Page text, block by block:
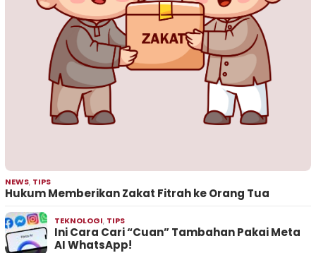
NEWS, TIPS
Hukum Memberikan Zakat Fitrah ke Orang Tua
TEKNOLOGI, TIPS
Ini Cara Cari “Cuan” Tambahan Pakai Meta
AI WhatsApp!